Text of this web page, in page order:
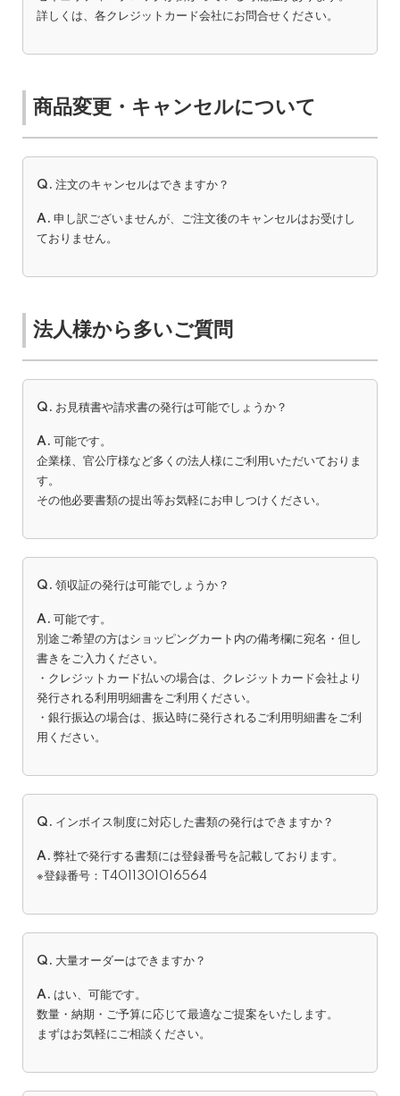
詳しくは、各クレジットカード会社にお問合せください。
商品変更・キャンセルについて
Q. 注文のキャンセルはできますか？
A. 申し訳ございませんが、ご注文後のキャンセルはお受けし
ておりません。
法人様から多いご質問
Q. お見積書や請求書の発行は可能でしょうか？
A. 可能です。
企業様、官公庁様など多くの法人様にご利用いただいておりま
す。
その他必要書類の提出等お気軽にお申しつけください。
Q. 領収証の発行は可能でしょうか？
A. 可能です。
別途ご希望の方はショッピングカート内の備考欄に宛名・但し
書きをご入力ください。
・クレジットカード払いの場合は、クレジットカード会社より
発行される利用明細書をご利用ください。
・銀行振込の場合は、振込時に発行されるご利用明細書をご利
用ください。
Q. インボイス制度に対応した書類の発行はできますか？
A. 弊社で発行する書類には登録番号を記載しております。
※登録番号：T4011301016564
Q. 大量オーダーはできますか？
A. はい、可能です。
数量・納期・ご予算に応じて最適なご提案をいたします。
まずはお気軽にご相談ください。